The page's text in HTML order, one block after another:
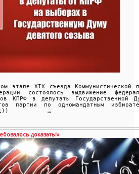
этапе XIX съезда Коммунистической
состоялось выдвижение
КПРФ в депутаты Государственной
партии по одномандатным
…
доказать!»